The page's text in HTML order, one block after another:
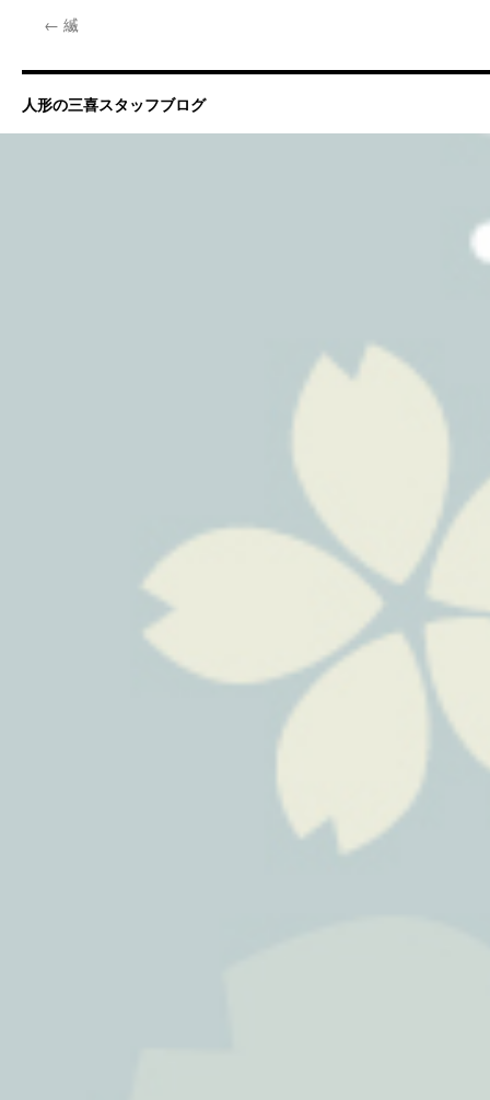
← 縅
人形の三喜スタッフブログ